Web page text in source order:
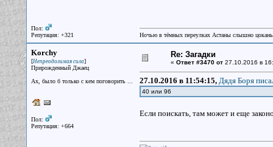
Пол:
Репутация: +321
Ночью в тёмных переулках Астаны слышно
Korchy
[Непреодолимая сила]
Прирожденный Джаец
Ах, было б только с кем поговорить ...
Пол:
Репутация: +664
Re: Загадки
« Ответ #3470 от27.10.2016 в
27.10.2016 в 11:54:15, Дядя Боря
40 или 96
Если поискать, там может и еще